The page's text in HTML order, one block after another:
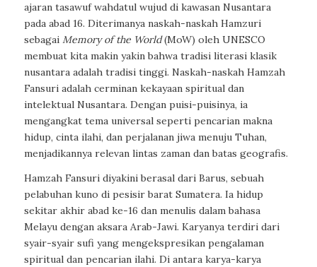
ajaran tasawuf wahdatul wujud di kawasan Nusantara
pada abad 16. Diterimanya naskah-naskah Hamzuri
sebagaiMemory of the World(MoW) oleh UNESCO
membuat kita makin yakin bahwa tradisi literasi klasik
nusantara adalah tradisi tinggi. Naskah-naskah Hamzah
Fansuri adalah cerminan kekayaan spiritual dan
intelektual Nusantara. Dengan puisi-puisinya, ia
mengangkat tema universal seperti pencarian makna
hidup, cinta ilahi, dan perjalanan jiwa menuju Tuhan,
menjadikannya relevan lintas zaman dan batas geografis.
Hamzah Fansuri diyakini berasal dari Barus, sebuah
pelabuhan kuno di pesisir barat Sumatera. Ia hidup
sekitar akhir abad ke-16 dan menulis dalam bahasa
Melayu dengan aksara Arab-Jawi. Karyanya terdiri dari
syair-syair sufi yang mengekspresikan pengalaman
spiritual dan pencarian ilahi. Di antara karya-karya